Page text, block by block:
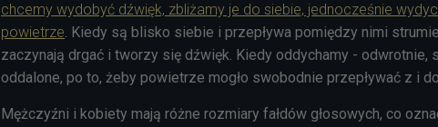
chcemy wydobyć dźwięk, zbliżamy je do siebie, jednocześnie
powietrze. Kiedy są blisko siebie i przepływa pomiędzy nimi
zaczynają drgać i tworzy się dźwięk. Kiedy oddychamy - odwrotnie,
oddalone, po to, żeby powietrze mogło swobodnie przepływać z i do
Mężczyźni i kobiety mają różne rozmiary fałdów głosowych, co